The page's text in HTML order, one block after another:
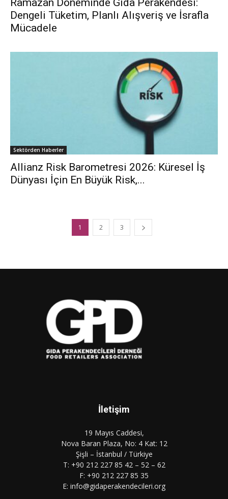
Ramazan Döneminde Gıda Perakendesi:
Dengeli Tüketim, Planlı Alışveriş ve İsrafla
Mücadele
Sektörden Haberler
Allianz Risk Barometresi 2026: Küresel İş
Dünyası İçin En Büyük Risk,...
1 2 3
İletişim
19 Mayıs Caddesi,
Nova Baran Plaza, No: 4 Kat: 12
Şişli – İstanbul / Türkiye
T: +90 212 227 85 42 – 52 – 62
F: +90 212 227 85 35
E: info@gidaperakendecileri.org